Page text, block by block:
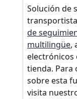
Solución de
de
multilingüe,
electrónicos
tienda.
sobre esta
visita